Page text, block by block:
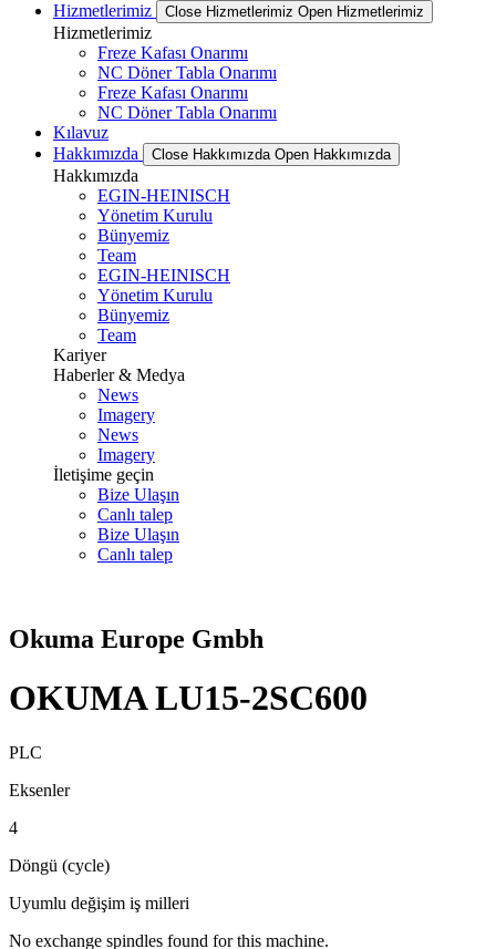
Hizmetlerimiz
Close Hizmetlerimiz Open Hizmetlerimiz
Hizmetlerimiz
Freze Kafası Onarımı
NC Döner Tabla Onarımı
Freze Kafası Onarımı
NC Döner Tabla Onarımı
Kılavuz
Hakkımızda
Close Hakkımızda Open Hakkımızda
Hakkımızda
EGIN-HEINISCH
Yönetim Kurulu
Bünyemiz
Team
EGIN-HEINISCH
Yönetim Kurulu
Bünyemiz
Team
Kariyer
Haberler & Medya
News
Imagery
News
Imagery
İletişime geçin
Bize Ulaşın
Canlı talep
Bize Ulaşın
Canlı talep
Okuma Europe Gmbh
OKUMA LU15-2SC600
PLC
Eksenler
4
Döngü (cycle)
Uyumlu değişim iş milleri
No exchange spindles found for this machine.